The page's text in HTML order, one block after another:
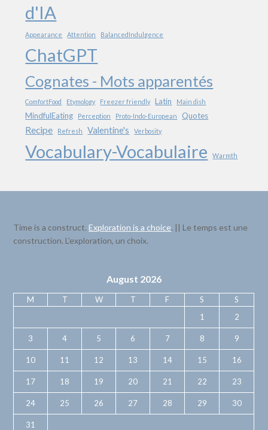
d'IA
Appearance Attention BalancedIndulgence
ChatGPT
Cognates - Mots apparentés
ComfortFood Etymology Freezer friendly Latin Main dish
MindfulEating Perception Proto-Indo-European Quotes
Recipe Refresh Valentine's Verbosity
Vocabulary-Vocabulaire Warmth
Time is a construct.Exploration is a choice. || Le temps est une
construction. L’exploration, un choix.
August 2026
M T W T F S
S
1
2
3 4 5 6 7 8 9
10 11 12 13 14 15 16
17 18 19 20 21 22 23
24 25 26 27 28 29 30
31